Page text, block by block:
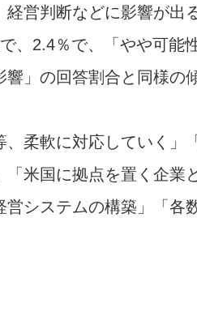
経営判断などに影響が
、2.4％で、「やや可能
」の回答割合と同様の
柔軟に対応していく」
「米国に拠点を置く企
システムの構築」「各